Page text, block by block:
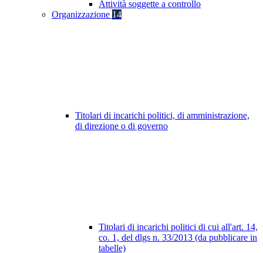
Attività soggette a controllo
Organizzazione 14
Titolari di incarichi politici, di amministrazione,
di direzione o di governo
Titolari di incarichi politici di cui all'art. 14,
co. 1, del dlgs n. 33/2013 (da pubblicare in
tabelle)